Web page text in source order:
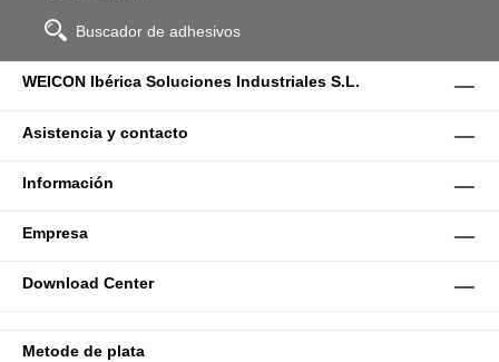
Buscador de adhesivos
WEICON Ibérica Soluciones Industriales S.L.
Asistencia y contacto
Información
Empresa
Download Center
Metode de plata